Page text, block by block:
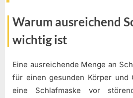
Warum ausreichend
wichtig ist
Eine ausreichende Menge an
für einen gesunden Körper und
eine Schlafmaske vor